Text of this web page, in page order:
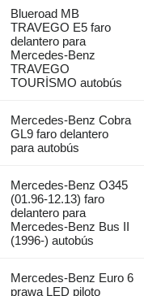
Blueroad MB
TRAVEGO E5 faro
delantero para
Mercedes-Benz
TRAVEGO
TOURİSMO autobús
Mercedes-Benz Cobra
GL9 faro delantero
para autobús
Mercedes-Benz O345
(01.96-12.13) faro
delantero para
Mercedes-Benz Bus II
(1996-) autobús
Mercedes-Benz Euro 6
prawa LED piloto